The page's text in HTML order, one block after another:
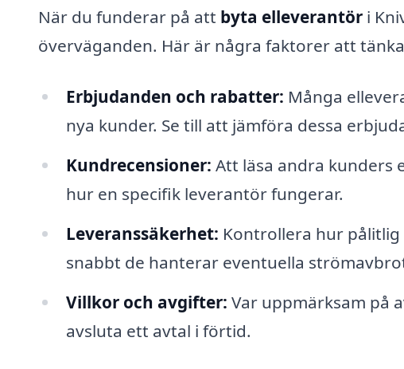
När du funderar på att byta elleverantör i
överväganden. Här är några faktorer att
Erbjudanden och rabatter: Många
nya kunder. Se till att jämföra dessa
Kundrecensioner: Att läsa andra kunders
hur en specifik leverantör fungerar.
Leveranssäkerhet: Kontrollera hur
snabbt de hanterar eventuella
Villkor och avgifter: Var uppmärksam på
avsluta ett avtal i förtid.